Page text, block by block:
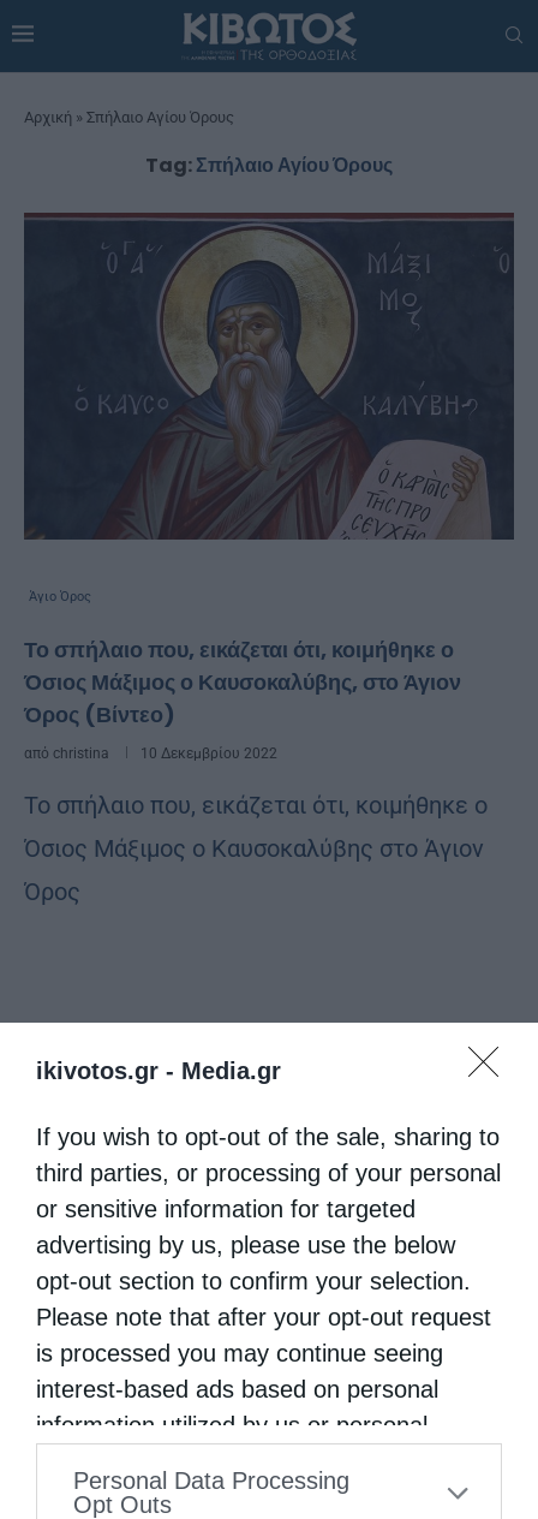
ikivotos.gr - Media.gr
If you wish to opt-out of the sale, sharing to
third parties, or processing of your personal
or sensitive information for targeted
advertising by us, please use the below
opt-out section to confirm your selection.
Please note that after your opt-out request
is processed you may continue seeing
interest-based ads based on personal
information utilized by us or personal
to your opt-out. You may separately opt-out
Personal Data Processing
Opt Outs
Αρχική » Σπήλαιο Αγίου Όρους
Tag:Σπήλαιο Αγίου Όρους
Άγιο Όρος
Το σπήλαιο που, εικάζεται ότι, κοιμήθηκε ο
Όσιος Μάξιμος ο Καυσοκαλύβης, στο Άγιον
Όρος (Βίντεο)
από christina 10 Δεκεμβρίου 2022
Το σπήλαιο που, εικάζεται ότι, κοιμήθηκε ο
Όσιος Μάξιμος ο Καυσοκαλύβης στο Άγιον
Όρος